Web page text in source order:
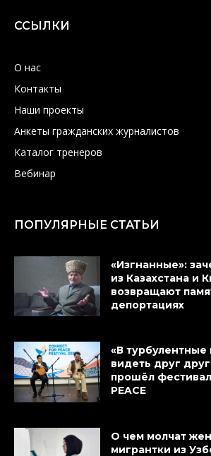
ССЫЛКИ
О нас
Контакты
Наши проекты
Анкеты гражданских журналистов
Каталог тренеров
Вебинар
ПОПУЛЯРНЫЕ СТАТЬИ
«Изгнанные»:
из Казахстана и
возвращают
депортациях
«В
видеть друг
прошёл
PEACE
О чем молчат
мигрантки из